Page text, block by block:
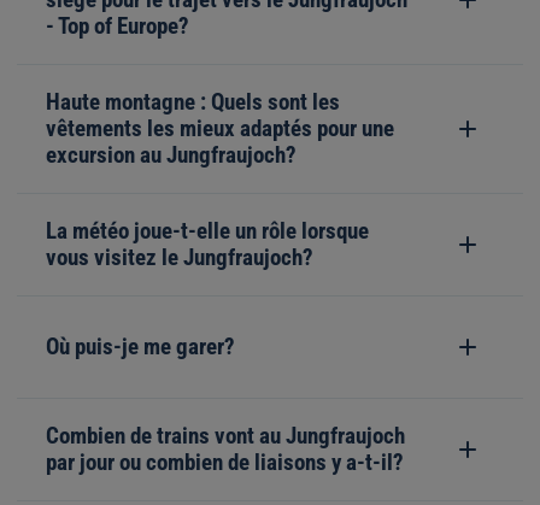
- Top of Europe?
Haute montagne : Quels sont les
vêtements les mieux adaptés pour une
excursion au Jungfraujoch?
La météo joue-t-elle un rôle lorsque
vous visitez le Jungfraujoch?
Où puis-je me garer?
Combien de trains vont au Jungfraujoch
par jour ou combien de liaisons y a-t-il?